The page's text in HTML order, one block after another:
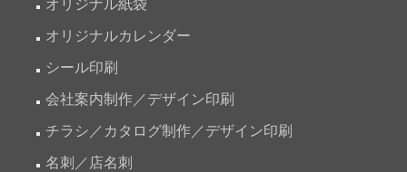
オリジナル紙袋
オリジナルカレンダー
シール印刷
会社案内制作／デザイン印刷
チラシ／カタログ制作／デザイン印刷
名刺／店名刺